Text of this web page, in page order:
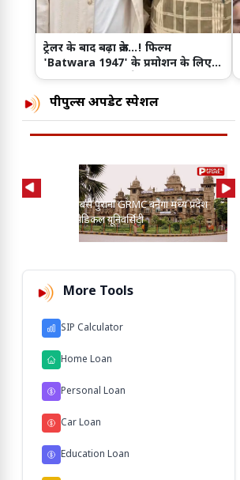
ट्रेलर के बाद बढ़ा क्रेज...! फिल्म
'Batwara 1947' के प्रमोशन के लिए
Ahmedabad पहुंचे Sunny Deol
पीपुल्स अपडेट स्पेशल
प्रदेश का सबसे पुराना GRMC बनेगा मध्य प्रदेश
की पहली मेडिकल यूनिवर्सिटी
More Tools
SIP Calculator
Home Loan
Personal Loan
Car Loan
Education Loan